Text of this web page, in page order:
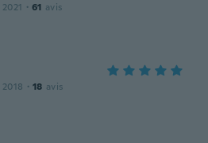
· 61 avis
· 18 avis